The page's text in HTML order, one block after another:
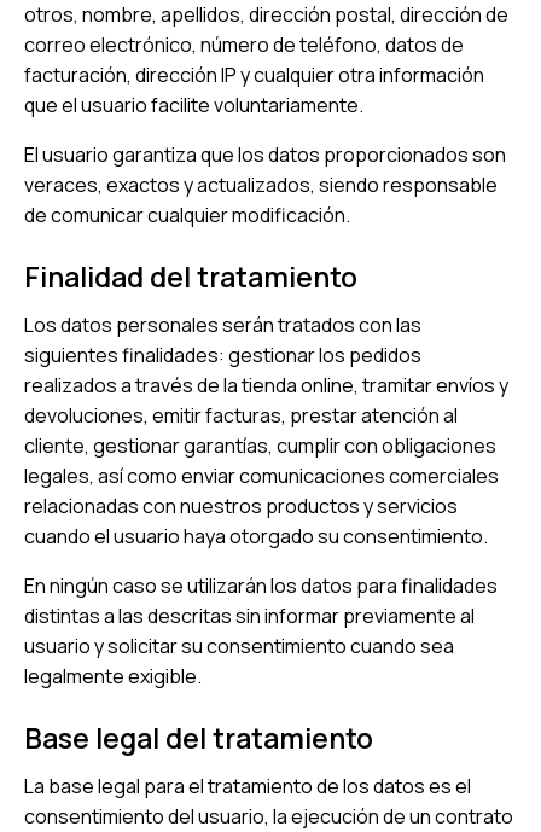
otros, nombre, apellidos, dirección postal, dirección de
correo electrónico, número de teléfono, datos de
facturación, dirección IP y cualquier otra información
que el usuario facilite voluntariamente.
El usuario garantiza que los datos proporcionados son
veraces, exactos y actualizados, siendo responsable
de comunicar cualquier modificación.
Finalidad del tratamiento
Los datos personales serán tratados con las
siguientes finalidades: gestionar los pedidos
realizados a través de la tienda online, tramitar envíos y
devoluciones, emitir facturas, prestar atención al
cliente, gestionar garantías, cumplir con obligaciones
legales, así como enviar comunicaciones comerciales
relacionadas con nuestros productos y servicios
cuando el usuario haya otorgado su consentimiento.
En ningún caso se utilizarán los datos para finalidades
distintas a las descritas sin informar previamente al
usuario y solicitar su consentimiento cuando sea
legalmente exigible.
Base legal del tratamiento
La base legal para el tratamiento de los datos es el
consentimiento del usuario, la ejecución de un contrato